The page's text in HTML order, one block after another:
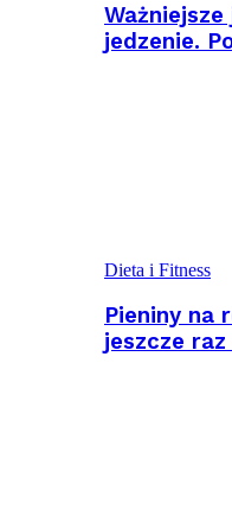
jedzenie.
Dieta i Fitness
Pieniny na
jeszcze